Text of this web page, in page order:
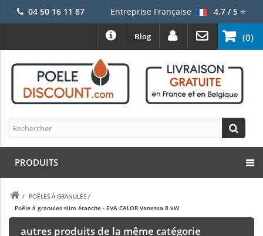
04 50 16 11 87 Entreprise Française 4.7 / 5⭐
(0)
Blog
PRODUITS
/ POÊLES À GRANULÉS /
Poêle à granules slim étanche - EVA CALOR Vanessa 8 kW
autres produits de la même catégorie